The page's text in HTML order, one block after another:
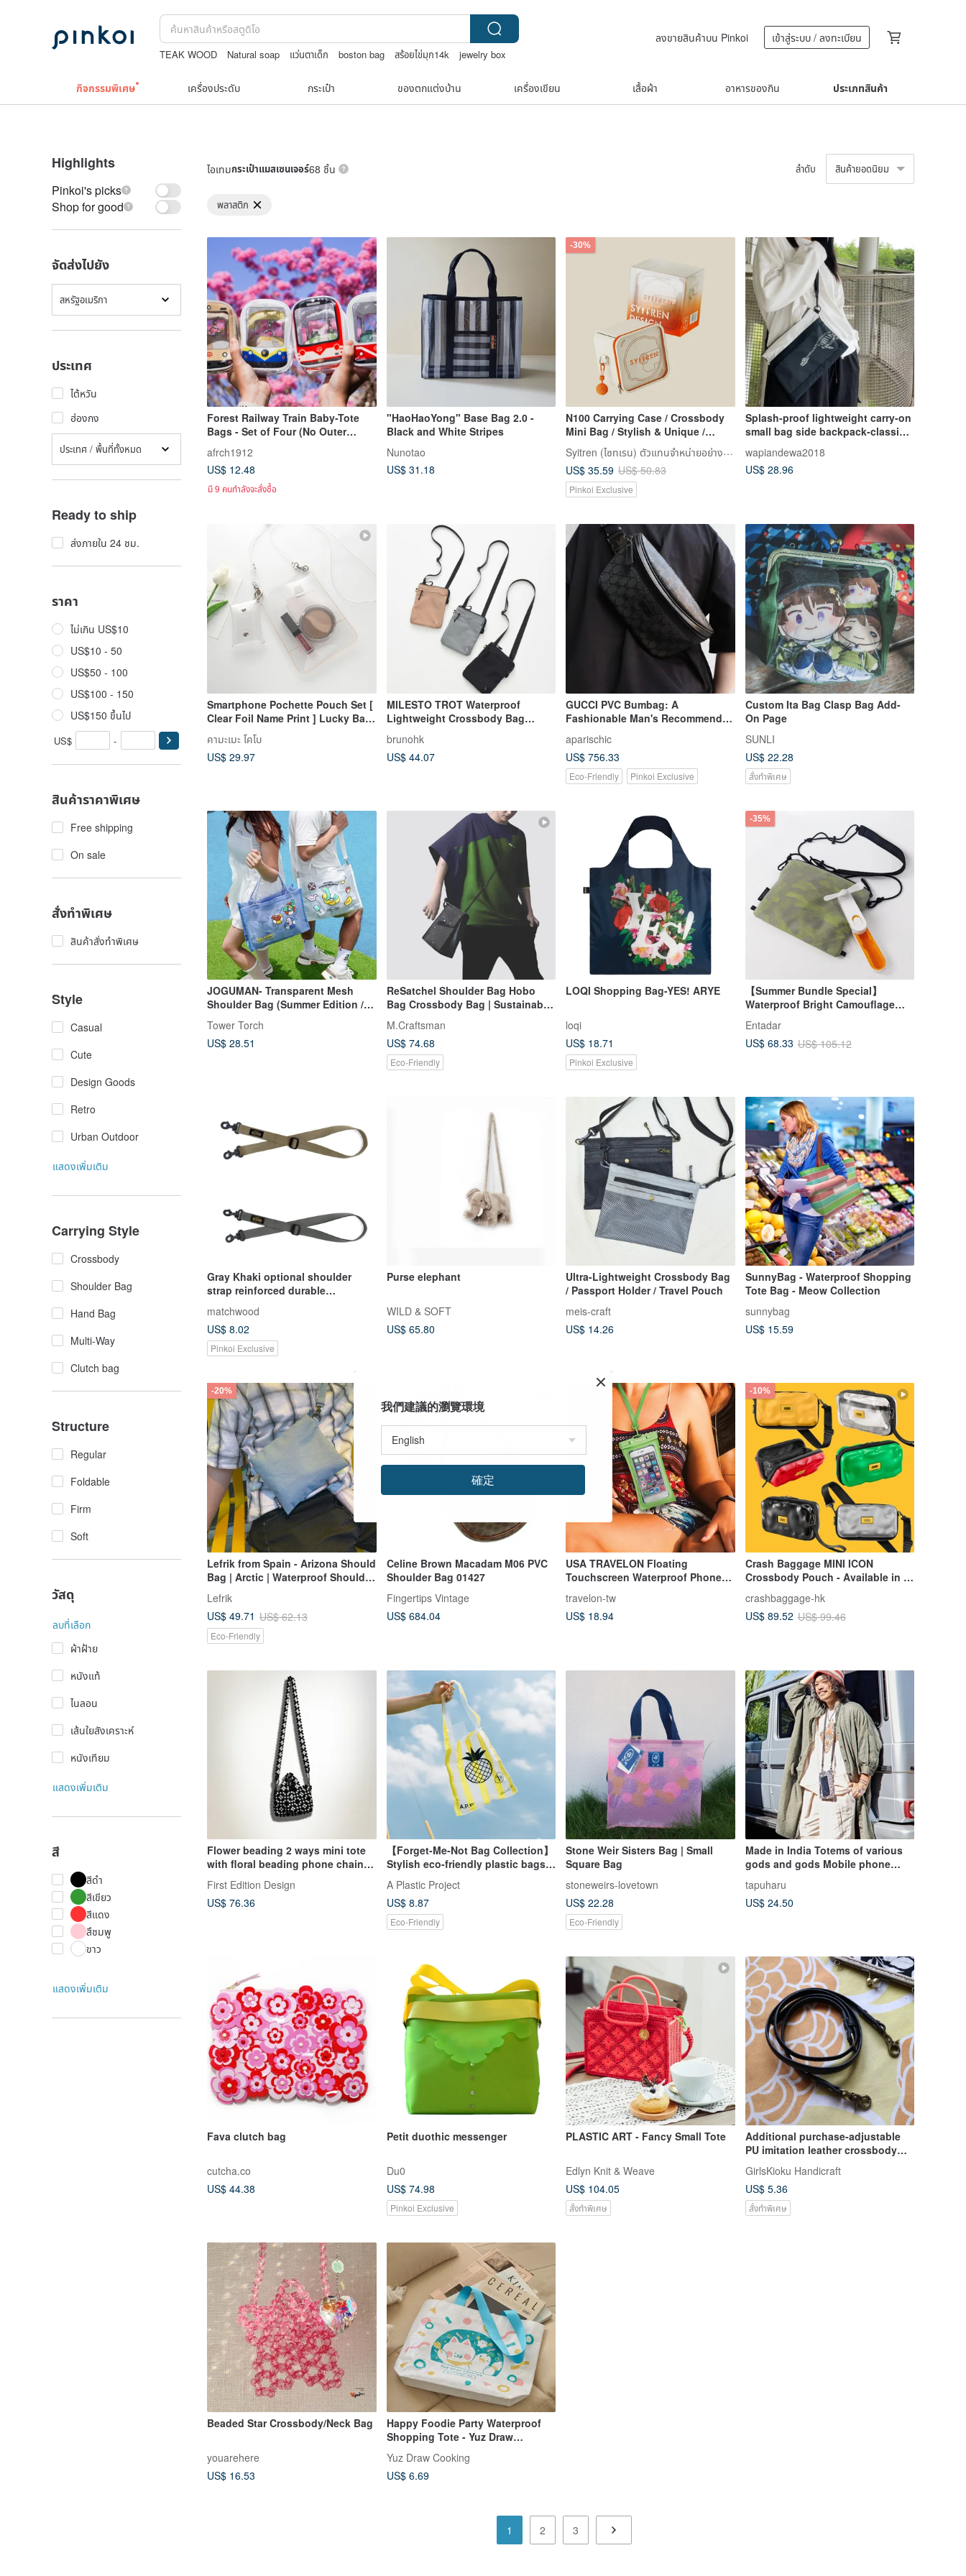
TEAK WOOD Natural soap แว่นตาเด็ก boston bag สร้อยไข่มุก14k
jewelry box
ลงขายสินค้าบน Pinkoi เข้าสู่ระบบ / ลงทะเบียน
กิจกรรมพิเศษ เครื่องประดับ กระเป๋า ของตกแต่งบ้าน เครื่องเขียน เสื้อผ้า อาหารของกิน ประเภทสินค้า
Highlights
Pinkoi's picks
Shop for good
จัดส่งไปยัง
สหรัฐอเมริกา
ประเทศ
ไต้หวัน
ฮ่องกง
ประเทศ / พื้นที่ทั้งหมด
Ready to ship
ส่งภายใน 24 ชม.
ราคา
ไม่เกิน US$10
US$10 - 50
US$50 - 100
US$100 - 150
US$150 ขึ้นไป
US$ -
สินค้าราคาพิเศษ
Free shipping
On sale
สั่งทำพิเศษ
สินค้าสั่งทำพิเศษ
Style
Casual
Cute
Design Goods
Retro
Urban Outdoor
แสดงเพิ่มเติม
Carrying Style
Crossbody
Shoulder Bag
Hand Bag
Multi-Way
Clutch bag
Structure
Regular
Foldable
Firm
Soft
วัสดุ
ลบที่เลือก
ผ้าฝ้าย
หนังแท้
ไนลอน
เส้นใยสังเคราะห์
หนังเทียม
แสดงเพิ่มเติม
สี
สีดำ
สีเขียว
สีแดง
สึชมพู
ขาว
แสดงเพิ่มเติม
ไอเทมกระเป๋าแมสเซนเจอร์68 ชิ้น ลำดับ สินค้ายอดนิยม
พลาสติก
Forest Railway Train Baby-Tote
Bags - Set of Four (No Outer
Dweller/Blessed Forest/Alishan
Train/Joyful Radiance)
afrch1912
US$ 12.48
มี 9 คนกำลังจะสั่งซื้อ
"HaoHaoYong" Base Bag 2.0 -
Black and White Stripes
Nunotao
US$ 31.18
-30%
N100 Carrying Case / Crossbody
Mini Bag / Stylish & Unique /
Shoulder Bag / Brand
Merchandise
Syitren (ไซทเรน) ตัวแทนจำหน่ายอย่างเป็นทางการในไต้หวัน
US$ 35.59 US$ 50.83
Pinkoi Exclusive
Splash-proof lightweight carry-on
small bag side backpack-classic
wapiandewa2018
US$ 28.96
Smartphone Pochette Pouch Set [
Clear Foil Name Print ] Lucky Bag
Smartphone Shoulder Clear PVC
Custom Text HP14U
คามะเมะ โคโบ
US$ 29.97
MILESTO TROT Waterproof
Lightweight Crossbody Bag
brunohk
US$ 44.07
GUCCI PVC Bumbag: A
Fashionable Man's Recommended
Monogram GG Logo
aparischic
US$ 756.33
Eco-Friendly Pinkoi Exclusive
Custom Ita Bag Clasp Bag Add-
On Page
SUNLI
US$ 22.28
สั่งทำพิเศษ
JOGUMAN- Transparent Mesh
Shoulder Bag (Summer Edition /
Inner Tube Edition)
Tower Torch
US$ 28.51
ReSatchel Shoulder Bag Hobo
Bag Crossbody Bag | Sustainable
eco-friendly
M.Craftsman
US$ 74.68
Eco-Friendly
LOQI Shopping Bag-YES! ARYE
loqi
US$ 18.71
Pinkoi Exclusive
-35%
【Summer Bundle Special】
Waterproof Bright Camouflage
Pouch + Folding Fan
Entadar
US$ 68.33 US$ 105.12
Gray Khaki optional shoulder
strap reinforced durable
lengthened side backpack small
bag carry-on bag canvas bag
matchwood
US$ 8.02
Pinkoi Exclusive
Purse elephant
WILD & SOFT
US$ 65.80
Ultra-Lightweight Crossbody Bag
/ Passport Holder / Travel Pouch
meis-craft
US$ 14.26
SunnyBag - Waterproof Shopping
Tote Bag - Meow Collection
sunnybag
US$ 15.59
-20%
Lefrik from Spain - Arizona Should
Bag | Arctic | Waterproof Shoulder
Lefrik
US$ 49.71 US$ 62.13
Eco-Friendly
Celine Brown Macadam M06 PVC
Shoulder Bag 01427
Fingertips Vintage
US$ 684.04
USA TRAVELON Floating
Touchscreen Waterproof Phone
Case, Touchscreen Accessible for
Photos
travelon-tw
US$ 18.94
-10%
Crash Baggage MINI ICON
Crossbody Pouch - Available in 6
crashbaggage-hk
US$ 89.52 US$ 99.46
Flower beading 2 ways mini tote
with floral beading phone chain
strap
First Edition Design
US$ 76.36
【Forget-Me-Not Bag Collection】
Stylish eco-friendly plastic bags
crafted from 100% recycled
discarded plastic bags.
A Plastic Project
US$ 8.87
Eco-Friendly
Stone Weir Sisters Bag | Small
Square Bag
stoneweirs-lovetown
US$ 22.28
Eco-Friendly
Made in India Totems of various
gods and gods Mobile phone
zipper carry bag
tapuharu
US$ 24.50
Fava clutch bag
cutcha.co
US$ 44.38
Petit duothic messenger
Du0
US$ 74.98
Pinkoi Exclusive
PLASTIC ART - Fancy Small Tote
Edlyn Knit & Weave
US$ 104.05
สั่งทำพิเศษ
Additional purchase-adjustable
PU imitation leather crossbody
strap 102-112cm not sold
separately
GirlsKioku Handicraft
US$ 5.36
สั่งทำพิเศษ
Beaded Star Crossbody/Neck Bag
youarehere
US$ 16.53
Happy Foodie Party Waterproof
Shopping Tote - Yuz Draw
Yuz Draw Cooking
US$ 6.69
1 2 3
我們建議的瀏覽環境
確定